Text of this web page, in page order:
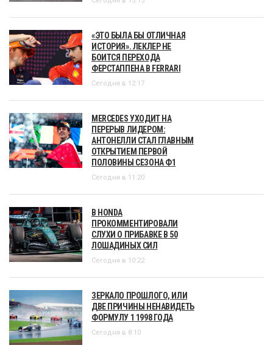
«ЭТО БЫЛА БЫ ОТЛИЧНАЯ
ИСТОРИЯ». ЛЕКЛЕР НЕ
БОИТСЯ ПЕРЕХОДА
ФЕРСТАППЕНА В FERRARI
Сегодня в 12:17
MERCEDES УХОДИТ НА
ПЕРЕРЫВ ЛИДЕРОМ:
АНТОНЕЛЛИ СТАЛ ГЛАВНЫМ
ОТКРЫТИЕМ ПЕРВОЙ
ПОЛОВИНЫ СЕЗОНА Ф1
Сегодня в 11:20
В HONDA
ПРОКОММЕНТИРОВАЛИ
СЛУХИ О ПРИБАВКЕ В 50
ЛОШАДИНЫХ СИЛ
Сегодня в 10:22
ЗЕРКАЛО ПРОШЛОГО, ИЛИ
ДВЕ ПРИЧИНЫ НЕНАВИДЕТЬ
ФОРМУЛУ 1 1998 ГОДА
Сегодня в 8:10